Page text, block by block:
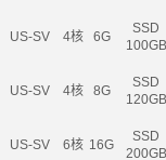
US-SV 4核 6G
SSD
100GB
US-SV 4核 8G
SSD
120GB
US-SV 6核 16G
SSD
200GB